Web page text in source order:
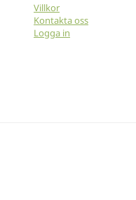
Villkor
Kontakta oss
Logga in